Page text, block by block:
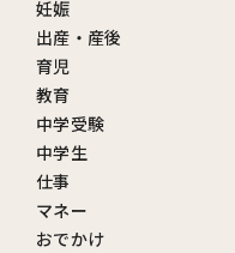
妊娠
出産・産後
育児
教育
中学受験
中学生
仕事
マネー
おでかけ